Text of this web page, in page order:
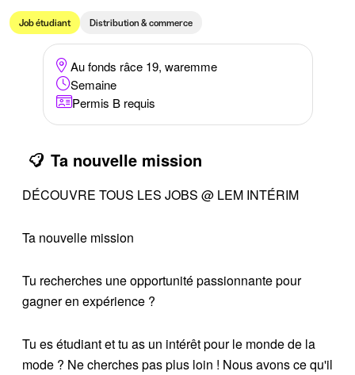
Job étudiant Distribution & commerce
Au fonds râce 19, waremme
Semaine
Permis B requis
Ta nouvelle mission
DÉCOUVRE TOUS LES JOBS @ LEM INTÉRIM
Ta nouvelle mission
Tu recherches une opportunité passionnante pour
gagner en expérience ?
Tu es étudiant et tu as un intérêt pour le monde de la
mode ? Ne cherches pas plus loin ! Nous avons ce qu'il